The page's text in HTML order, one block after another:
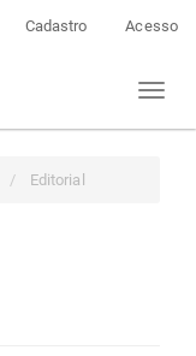
Cadastro Acesso
Toggle
Editorial